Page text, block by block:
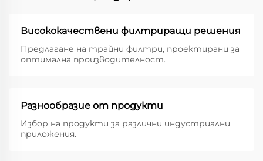
Висококачествени филтриращи решения
Предлагане на трайни филтри, проектирани за
оптимална производителност.
Разнообразие от продукти
Избор на продукти за различни индустриални
приложения.